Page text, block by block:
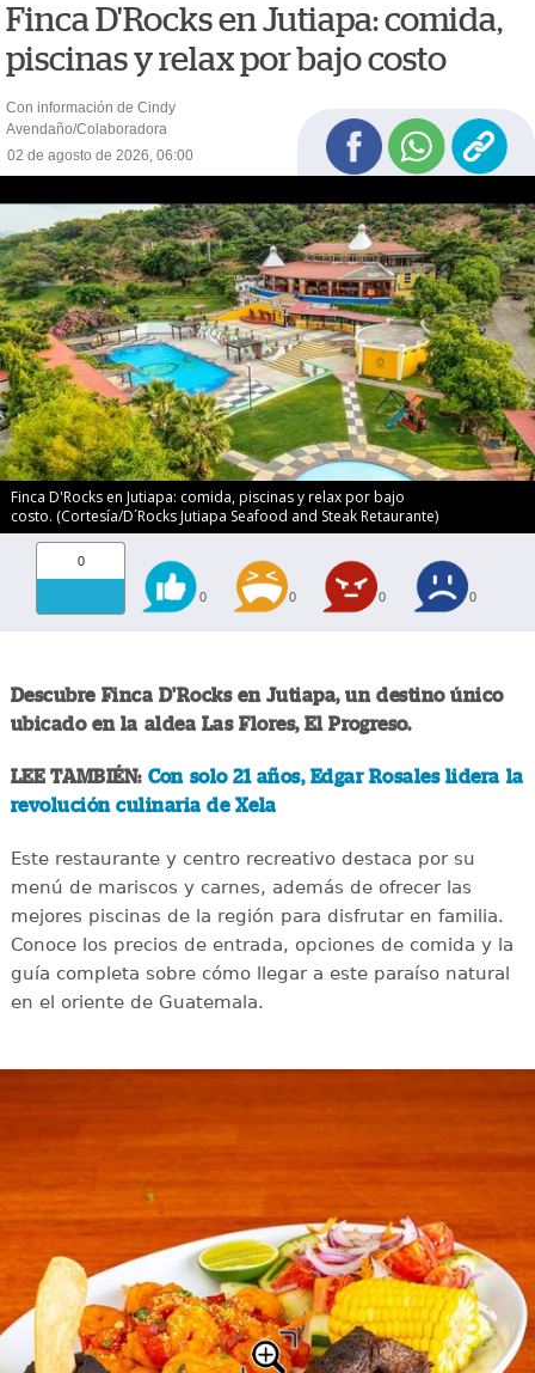
Finca D'Rocks en Jutiapa: comida,
piscinas y relax por bajo costo
Con información de Cindy
Avendaño/Colaboradora
02 de agosto de 2026, 06:00
Finca D'Rocks en Jutiapa: comida, piscinas y relax por bajo
costo. (Cortesía/D´Rocks Jutiapa Seafood and Steak Retaurante)
0
0 0 0 0
Descubre Finca D'Rocks en Jutiapa, un destino único
ubicado en la aldea Las Flores, El Progreso.
LEE TAMBIÉN: Con solo 21 años, Edgar Rosales lidera la
revolución culinaria de Xela
Este restaurante y centro recreativo destaca por su
menú de mariscos y carnes, además de ofrecer las
mejores piscinas de la región para disfrutar en familia.
Conoce los precios de entrada, opciones de comida y la
guía completa sobre cómo llegar a este paraíso natural
en el oriente de Guatemala.